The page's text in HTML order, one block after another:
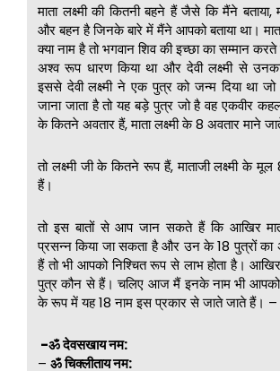
माता लक्ष्मी की कितनी बहने हैं जैसे कि मैंने बताया,
और बहन है जिनके बारे में मैंने आपको बताया था।
क्या नाम है तो भगवान शिव की इच्छा का सम्मान
अश्व रूप धारण किया था और देवी लक्ष्मी से
इससे देवी लक्ष्मी ने एक पुत्र को जन्म दिया था
जाना जाता है तो यह बड़े पुत्र जो है वह एकवीर
के कितने अवतार हैं, माता लक्ष्मी के 8 अवतार माने
तो लक्ष्मी जी के कितने रूप हैं, माताजी लक्ष्मी के
हैं।
तो इस बातों से आप जान सकते हैं कि आखिर
प्रसन्न किया जा सकता है और उन के 18 पुत्रों
हैं तो भी आपको निश्चित रूप से लाभ होता है। आखिर
पुत्र कौन से हैं। चलिए आज मैं इनके नाम भी आपको
के रूप में यह 18 नाम इस प्रकार से जाते जाते हैं। –
-ॐ देवसखाय नम:
– ॐ चिक्लीताय नम: